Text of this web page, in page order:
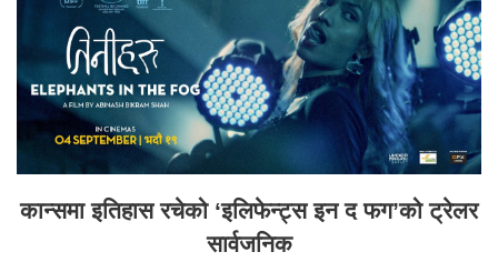
कान्समा इतिहास रचेको ‘इलिफेन्ट्स इन द फग’को ट्रेलर
सार्वजनिक